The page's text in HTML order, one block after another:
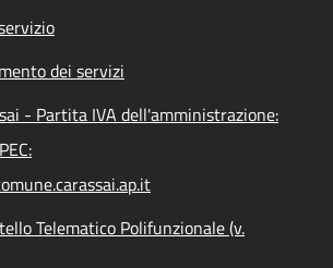
dei servizi
- Partita IVA dell'amministrazione:
Telematico Polifunzionale (v.